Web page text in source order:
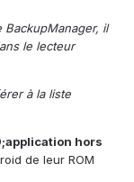
il
le lecteur
à la liste
hors
de leur ROM